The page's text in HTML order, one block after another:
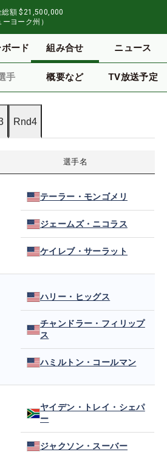
総額 $21,500,000
ヨーク州）
ード 組み合せ ニュース
手 概要など TV放送予定
Rnd4
選手名
テーラー・モンゴメリ
ジェームズ・ニコラス
ケイレブ・サーラット
ハリー・ヒッグス
チャンドラー・フィリップ
ス
ハミルトン・コールマン
ヤイデン・トレイ・シェパ
ー
ジャクソン・スーバー